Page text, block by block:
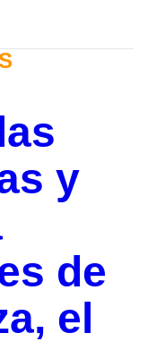
y
de
el